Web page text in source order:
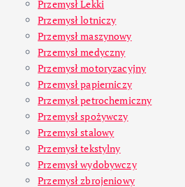
Przemysł Lekki
Przemysł lotniczy
Przemysł maszynowy
Przemysł medyczny
Przemysł motoryzacyjny
Przemysł papierniczy
Przemysł petrochemiczny
Przemysł spożywczy
Przemysł stalowy
Przemysł tekstylny
Przemysł wydobywczy
Przemysł zbrojeniowy